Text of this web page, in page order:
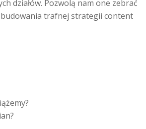
działów. Pozwolą nam one zebrać
trafnej strategii content